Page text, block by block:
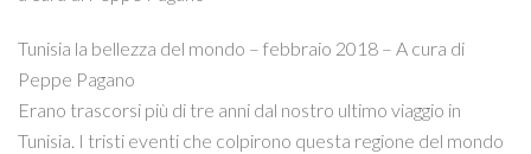
Tunisia la bellezza del mondo – febbraio 2018 – A cura di
Peppe Pagano
Erano trascorsi più di tre anni dal nostro ultimo viaggio in
Tunisia. I tristi eventi che colpirono questa regione del mondo